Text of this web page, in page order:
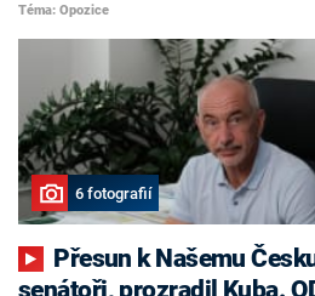
Téma: Opozice
6 fotografií